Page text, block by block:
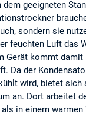
dem geeigneten
sondern sie
feuchten Luft das
Gerät kommt damit
Da der
wird, bietet
an. Dort arbeitet
in einem warmen